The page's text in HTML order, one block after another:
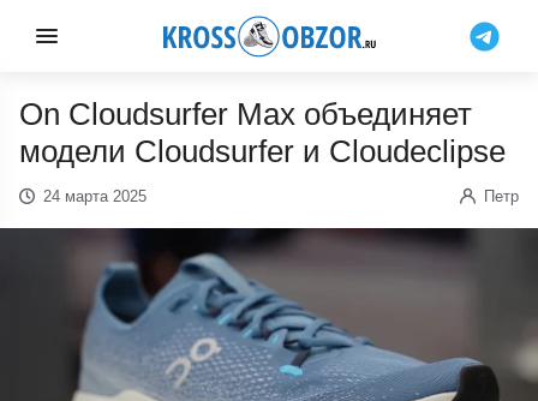
On Cloudsurfer Max объединяет
модели Cloudsurfer и Cloudeclipse
24 марта 2025 Петр